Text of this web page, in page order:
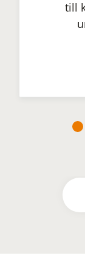
till